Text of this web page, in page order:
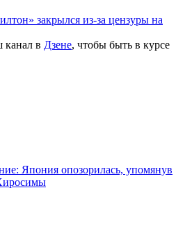
закрылся из-за цензуры на
канал в Дзене, чтобы быть в курсе
Япония опозорилась, упомянув